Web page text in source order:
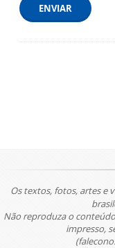
ENVIAR
Os textos, fotos, artes e
Não reproduza o
impresso,